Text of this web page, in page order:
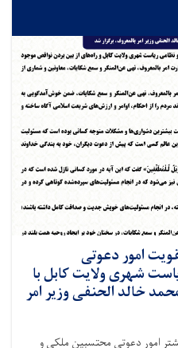
امور دعوتی
شهری ولایت کابل با
خالد الحنفی وزیر امر
امور دعوتی محتسبین ملکی و